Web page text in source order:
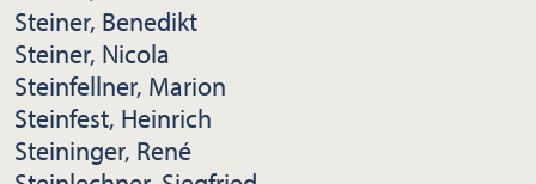
Steiner, Benedikt
Steiner, Nicola
Steinfellner, Marion
Steinfest, Heinrich
Steininger, René